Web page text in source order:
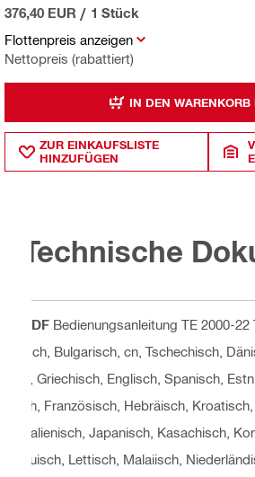
Flottenpreis anzeigen
Nettopreis (rabattiert)
376,40 EUR / 1 Stück
IN DEN WARENKORB
ZUR EINKAUFSLISTE
HINZUFÜGEN
Technische
PDF Bedienungsanleitung TE 2000-22
isch, Bulgarisch, cn, Tschechisch,
h, Griechisch, Englisch, Spanisch,
ch, Französisch, Hebräisch,
Italienisch, Japanisch, Kasachisch,
auisch, Lettisch, Malaiisch,